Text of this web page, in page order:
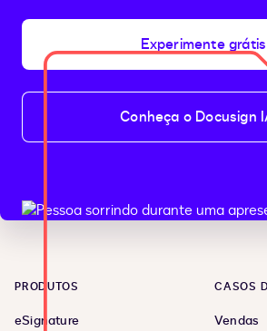
Experimente grátis
Conheça o Docusign
PRODUTOS
eSignature
CASOS
Vendas